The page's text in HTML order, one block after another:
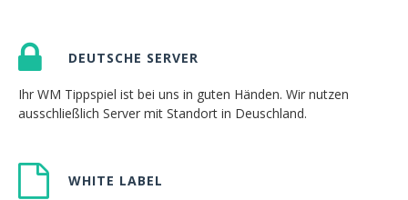
DEUTSCHE SERVER
Ihr WM Tippspiel ist bei uns in guten Händen. Wir nutzen
ausschließlich Server mit Standort in Deuschland.
WHITE LABEL